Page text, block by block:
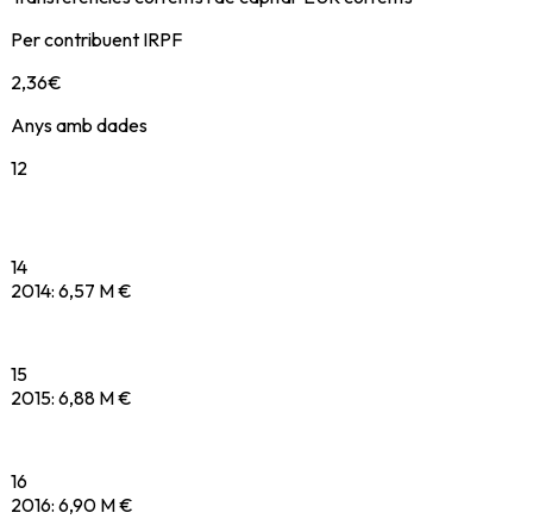
Per contribuent IRPF
2,36€
Anys amb dades
12
14
2014: 6,57 M €
15
2015: 6,88 M €
16
2016: 6,90 M €